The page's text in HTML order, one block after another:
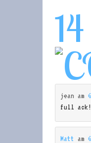
14
jean am
full ack!
Matt am